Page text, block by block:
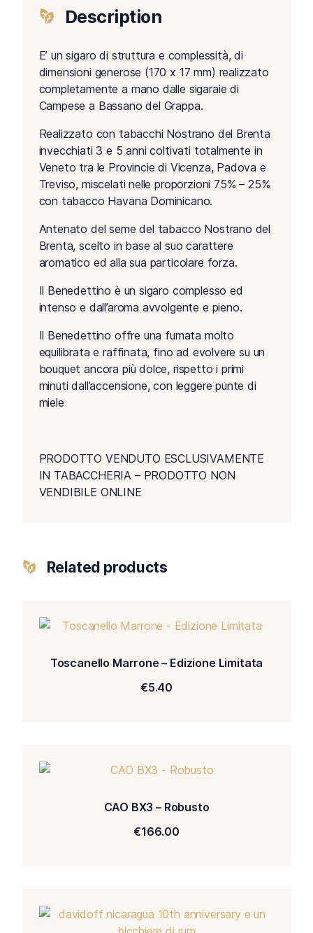
Description
E’ un sigaro di struttura e complessità, di
dimensioni generose (170 x 17 mm) realizzato
completamente a mano dalle sigaraie di
Campese a Bassano del Grappa.
Realizzato con tabacchi Nostrano del Brenta
invecchiati 3 e 5 anni coltivati totalmente in
Veneto tra le Provincie di Vicenza, Padova e
Treviso, miscelati nelle proporzioni 75% – 25%
con tabacco Havana Dominicano.
Antenato del seme del tabacco Nostrano del
Brenta, scelto in base al suo carattere
aromatico ed alla sua particolare forza.
Il Benedettino è un sigaro complesso ed
intenso e dall’aroma avvolgente e pieno.
Il Benedettino offre una fumata molto
equilibrata e raffinata, fino ad evolvere su un
bouquet ancora più dolce, rispetto i primi
minuti dall’accensione, con leggere punte di
miele
PRODOTTO VENDUTO ESCLUSIVAMENTE
IN TABACCHERIA – PRODOTTO NON
VENDIBILE ONLINE
Related products
Toscanello Marrone – Edizione Limitata
€5.40
CAO BX3 – Robusto
€166.00